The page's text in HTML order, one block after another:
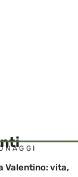
Valentino: vita,